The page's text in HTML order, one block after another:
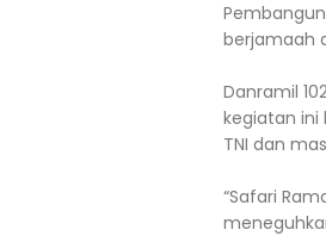
berjamaah
Danramil
kegiatan
TNI dan
“Safari